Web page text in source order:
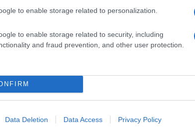
to enable storage related to personalization.
to enable storage related to security, including
and fraud prevention, and other user protection.
Data Deletion Data Access Privacy Policy
Euro Gsm
Nyugati GSM
Samsung
iPhone 18 bemutató